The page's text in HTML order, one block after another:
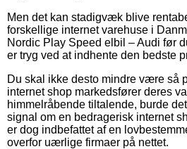
Men det kan stadigvæk blive
forskellige internet varehuse i
Nordic Play Speed elbil – Audi før
er tryg ved at indhente den bedste
Du skal ikke desto mindre være så
internet shop markedsfører deres
himmelråbende tiltalende, burde
signal om en bedragerisk internet
er dog indbefattet af en
overfor uærlige firmaer på nettet.